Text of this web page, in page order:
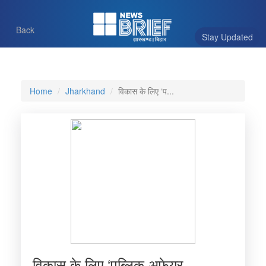
Stay Updated
Back
Home Jharkhand विकास के लिए ‘प...